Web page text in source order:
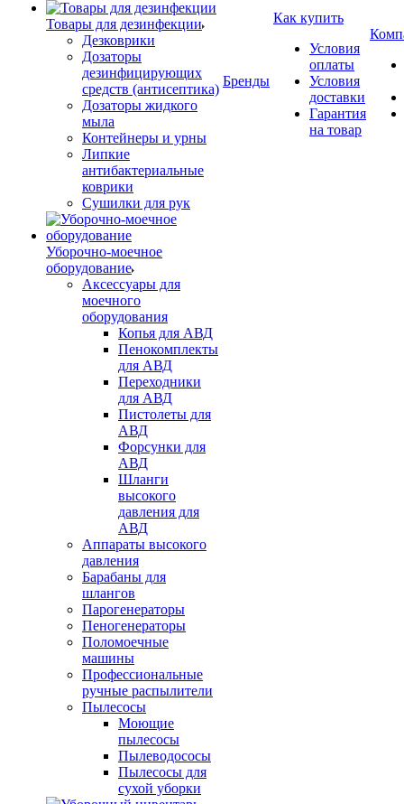
Товары для дезинфекции
Дезковрики
Дозаторы
дезинфицирующих
средств (антисептика)
Дозаторы жидкого
мыла
Контейнеры и урны
Липкие
антибактериальные
коврики
Сушилки для рук
Уборочно-моечное
оборудование
Аксессуары для
моечного
оборудования
Копья для АВД
Пенокомплекты
для АВД
Переходники
для АВД
Пистолеты для
АВД
Форсунки для
АВД
Шланги
высокого
давления для
АВД
Аппараты высокого
давления
Барабаны для
шлангов
Парогенераторы
Пеногенераторы
Поломоечные
машины
Профессиональные
ручные распылители
Пылесосы
Моющие
пылесосы
Пылеводососы
Пылесосы для
сухой уборки
Бренды
Как купить
Условия
оплаты
Условия
доставки
Гарантия
на товар